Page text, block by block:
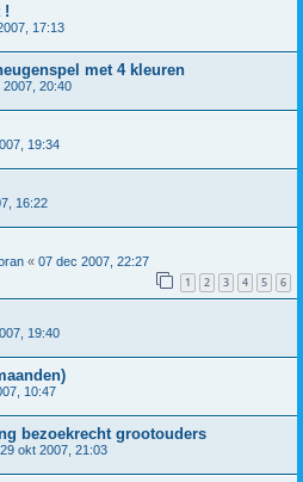
!
17:13
met 4 kleuren
2007, 20:40
19:34
16:22
« 07 dec 2007, 22:27
1 2 3 4 5 6
19:40
10:47
bezoekrecht grootouders
29 okt 2007, 21:03